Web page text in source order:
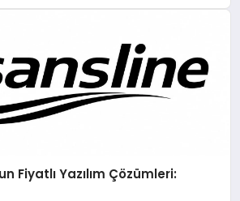
Fiyatlı Yazılım Çözümleri: